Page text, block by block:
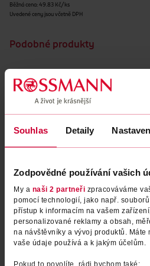
Souhlas Detaily
Zodpovědné používání vašich
My a naši 2 partneři zpracováváme
pomocí technologií, jako např.
přístup k informacím na vašem
personalizované reklamy a obsah,
na návštěvníky a vývoj produktů. Máte
vaše údaje používá a k jakým účelům.
Pokud to povolíte, rádi bychom také:
Běžná cena: 49.83 Kč/ks
Uvedené ceny jsou včetně DPH
Podobné produkty
Měsíční kontaktní čočky -3,50
Best View 6 ks
-